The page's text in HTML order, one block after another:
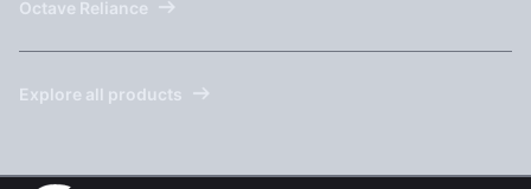
Octave Reliance
Explore all products